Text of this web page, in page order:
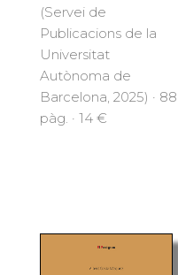
(Servei de
Publicacions de la
Universitat
Autònoma de
Barcelona, 2025) · 88
pàg. · 14 €